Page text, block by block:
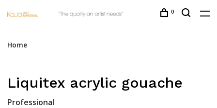
0
Home
Liquitex acrylic gouache
Professional